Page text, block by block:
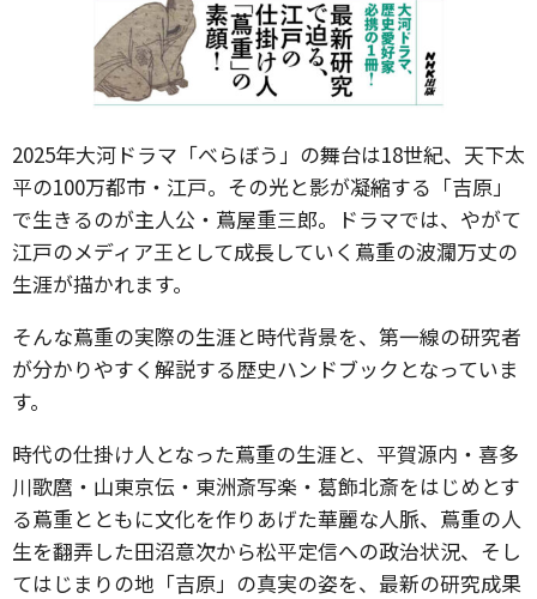
2025年大河ドラマ「べらぼう」の舞台は18世紀、天下太
平の100万都市・江戸。その光と影が凝縮する「吉原」
で生きるのが主人公・蔦屋重三郎。ドラマでは、やがて
江戸のメディア王として成長していく蔦重の波瀾万丈の
生涯が描かれます。
そんな蔦重の実際の生涯と時代背景を、第一線の研究者
が分かりやすく解説する歴史ハンドブックとなっていま
す。
時代の仕掛け人となった蔦重の生涯と、平賀源内・喜多
川歌麿・山東京伝・東洲斎写楽・葛飾北斎をはじめとす
る蔦重とともに文化を作りあげた華麗な人脈、蔦重の人
生を翻弄した田沼意次から松平定信への政治状況、そし
てはじまりの地「吉原」の真実の姿を、最新の研究成果